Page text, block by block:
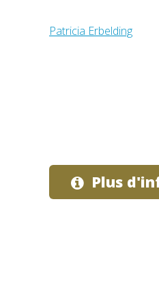
Patricia Erbelding
Plus